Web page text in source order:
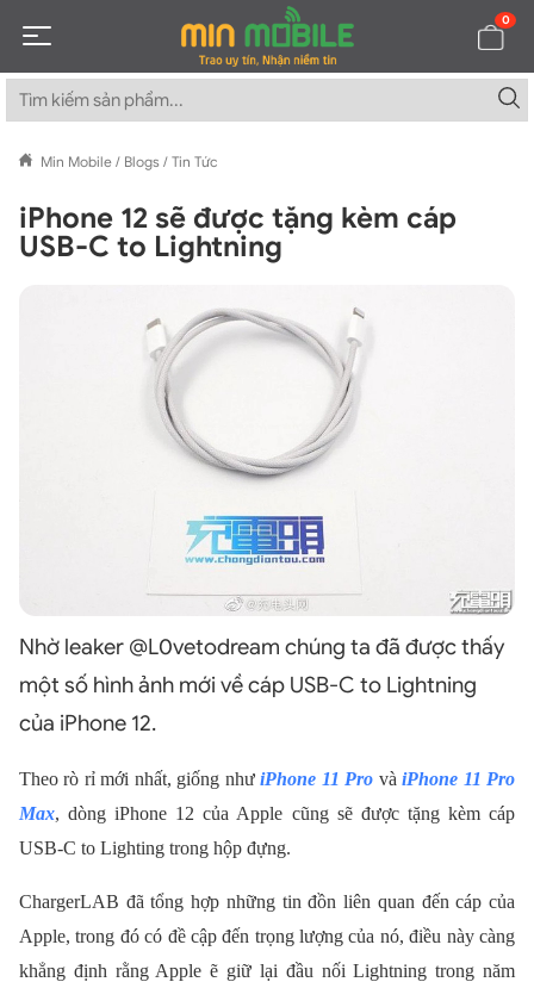
0
Min Mobile / Blogs / Tin Tức
iPhone 12 sẽ được tặng kèm cáp
USB-C to Lightning
Nhờ leaker @L0vetodream chúng ta đã được thấy
một số hình ảnh mới về cáp USB-C to Lightning
của iPhone 12.
Theo rò rỉ mới nhất, giống nhưiPhone 11 Pro vàiPhone 11 Pro
Max, dòng iPhone 12 của Apple cũng sẽ được tặng kèm cáp
USB-C to Lighting trong hộp đựng.
ChargerLAB đã tổng hợp những tin đồn liên quan đến cáp của
Apple, trong đó có đề cập đến trọng lượng của nó, điều này càng
khẳng định rằng Apple ẽ giữ lại đầu nối Lightning trong năm